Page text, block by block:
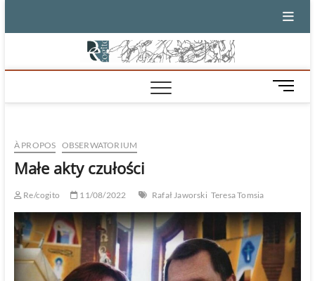
M
e
À PROPOS OBSERWATORIUM
Małe akty czułości
Re/cogito 11/08/2022 Rafał Jaworski Teresa Tomsia